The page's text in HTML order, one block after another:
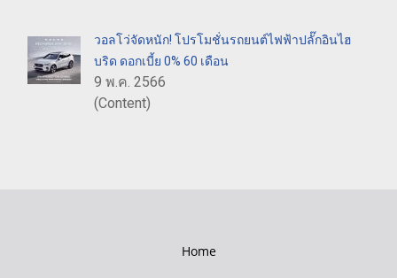
วอลโว่จัดหนัก! โปรโมชั่นรถยนต์ไฟฟ้าปลั๊กอินไฮ
บริด ดอกเบี้ย 0% 60 เดือน
9 พ.ค. 2566
(Content)
Home